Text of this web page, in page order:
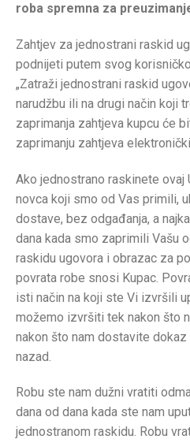
roba spremna za
Zahtjev za jednostrani raskid
podnijeti putem svog
„Zatraži jednostrani raskid
narudžbu ili na drugi način koji
zaprimanja zahtjeva kupcu će
zaprimanju zahtjeva
Ako jednostrano raskinete
novca koji smo od Vas primili,
dostave, bez odgađanja, a
dana kada smo zaprimili Vašu
raskidu ugovora i obrazac za
povrata robe snosi Kupac.
isti način na koji ste Vi izvršili
možemo izvršiti tek nakon što
nakon što nam dostavite
nazad.
Robu ste nam dužni vratiti
dana od dana kada ste nam
jednostranom raskidu. Robu